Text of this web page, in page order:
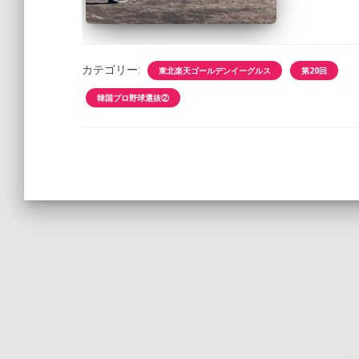
カテゴリー: 東北楽天ゴールデンイーグルス 第20回
韓国プロ野球選抜②